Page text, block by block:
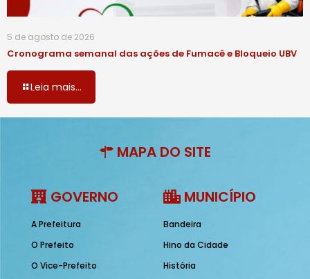
5 de agosto de 2026
Cronograma semanal das ações de Fumacê e Bloqueio UBV
Leia mais...
MAPA DO SITE
GOVERNO
A Prefeitura
O Prefeito
O Vice-Prefeito
MUNICÍPIO
Bandeira
Hino da Cidade
História